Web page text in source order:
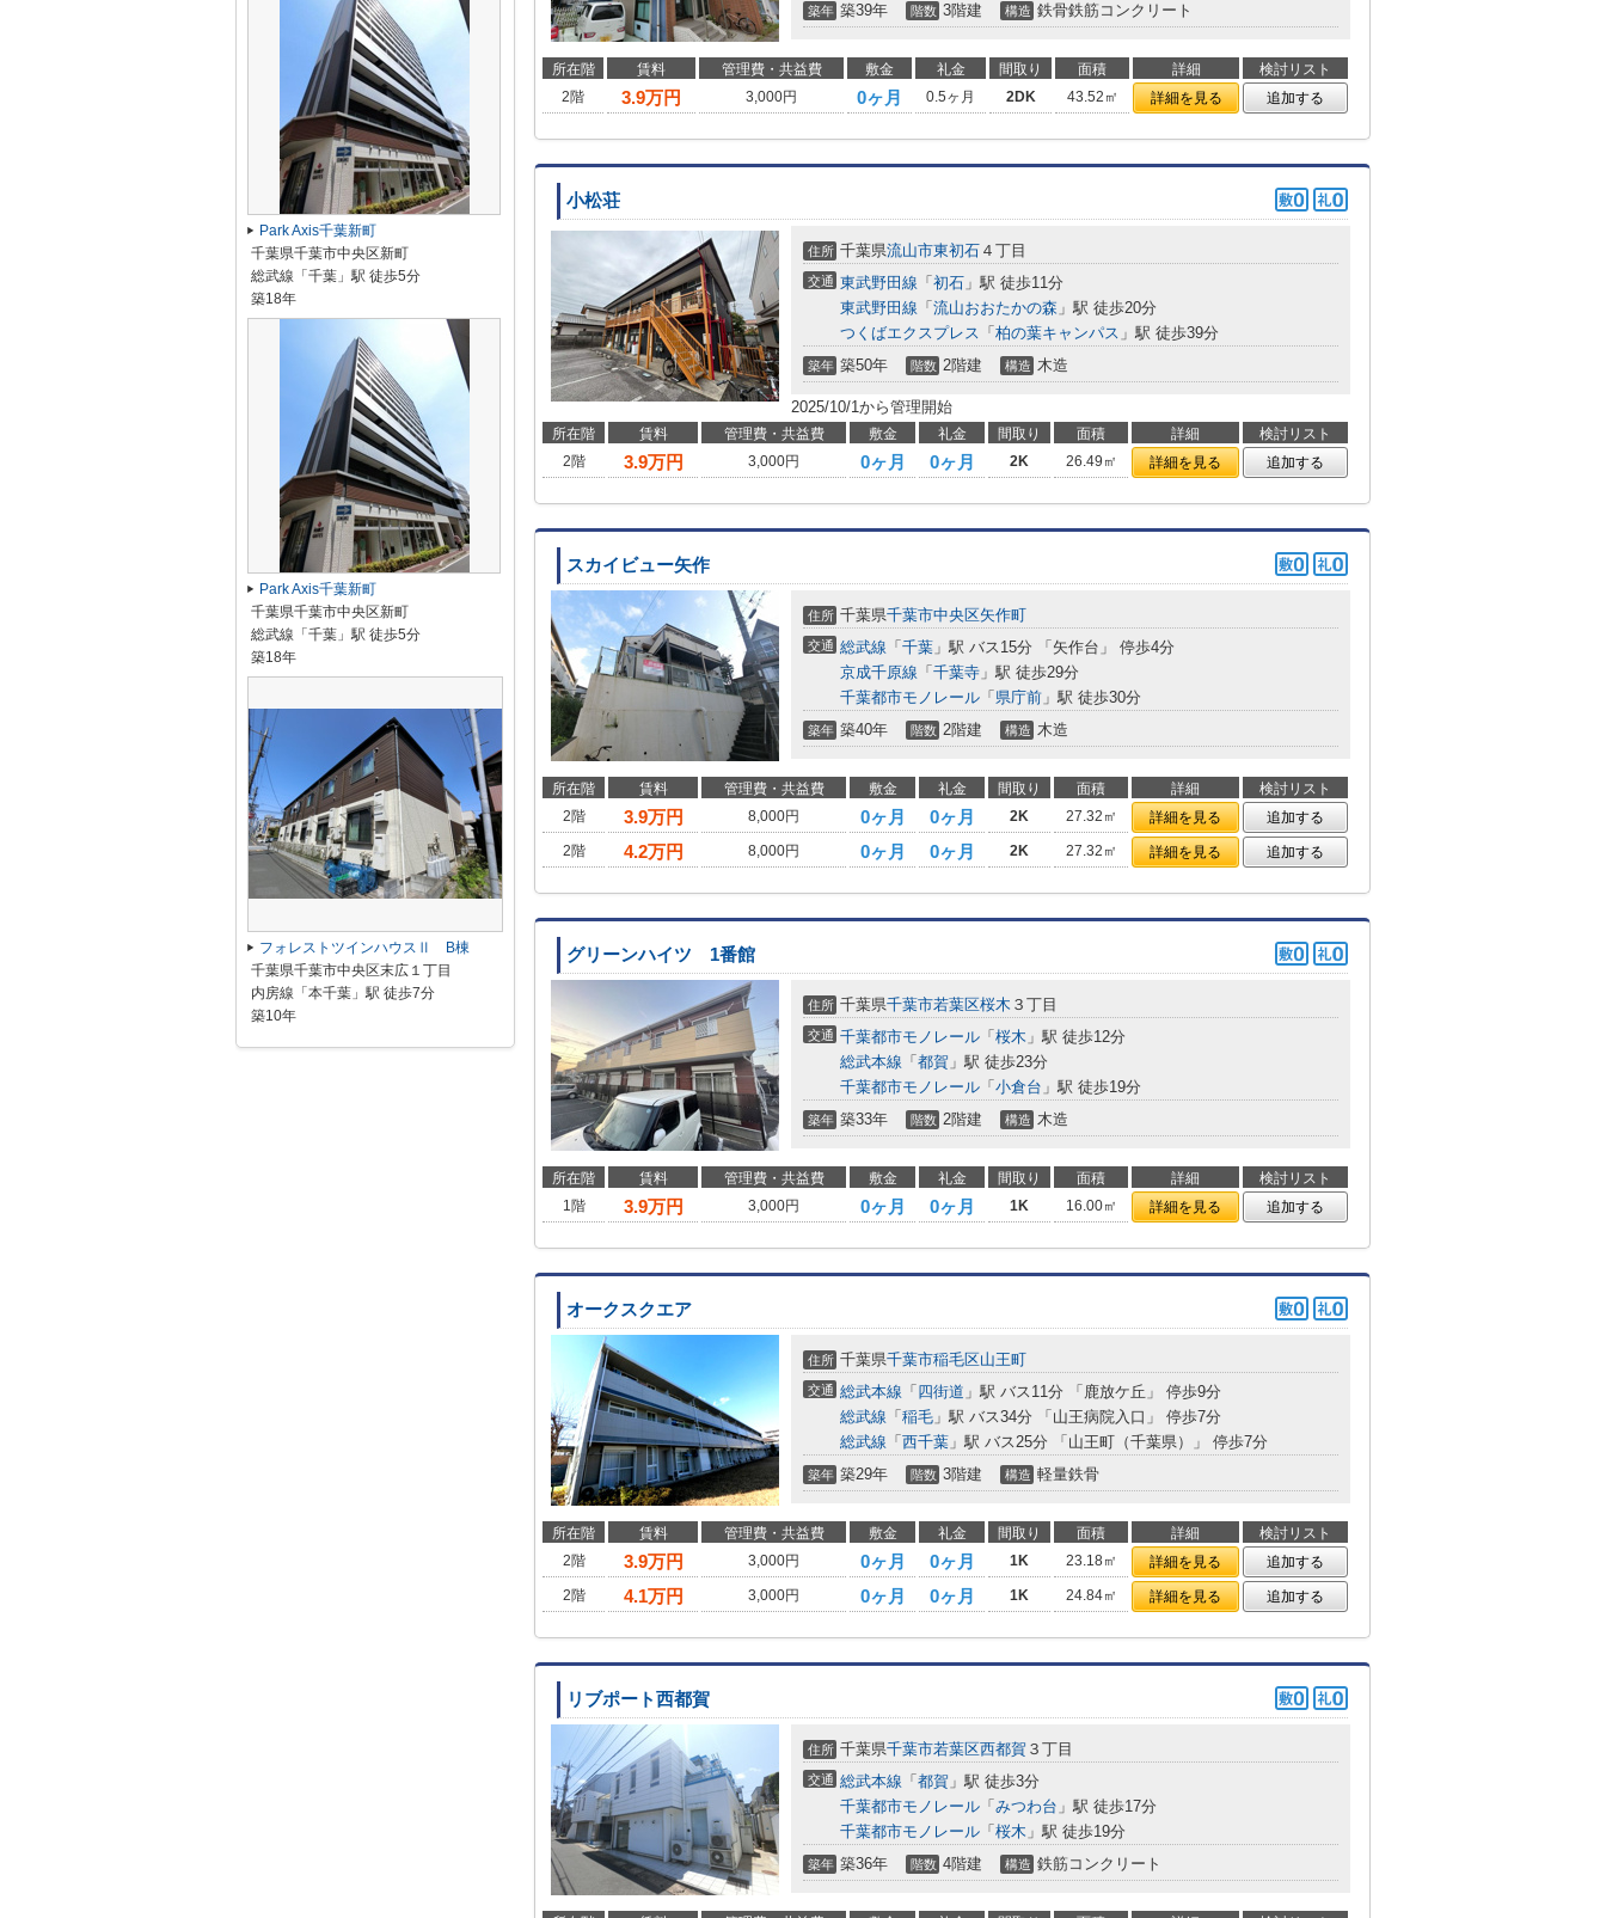
築年 築39年 階数 3階建 構造 鉄骨鉄筋コンクリート
所在階 賃料 管理費・共益費 敷金 礼金 間取り 面積 詳細
検討リスト
2階
3.9万円 3,000円 0ヶ月 0.5ヶ月 2DK 43.52㎡ 詳細を見る 追加する
小松荘
住所 千葉県流山市東初石 ４丁目
交通 東武野田線 「 初石 」駅 徒歩11分
東武野田線 「 流山おおたかの森 」駅 徒歩20分
つくばエクスプレス 「 柏の葉キャンパス 」駅 徒歩39分
築年 築50年 階数 2階建 構造 木造
2025/10/1から管理開始
所在階 賃料 管理費・共益費 敷金 礼金 間取り 面積 詳細
検討リスト
2階
3.9万円 3,000円 0ヶ月 0ヶ月 2K 26.49㎡ 詳細を見る 追加する
スカイビュー矢作
住所 千葉県千葉市中央区矢作町
交通 総武線 「 千葉 」駅 バス15分 「矢作台」 停歩4分
京成千原線 「 千葉寺 」駅 徒歩29分
千葉都市モノレール 「 県庁前 」駅 徒歩30分
築年 築40年 階数 2階建 構造 木造
所在階 賃料 管理費・共益費 敷金 礼金 間取り 面積 詳細
検討リスト
2階
3.9万円 8,000円 0ヶ月 0ヶ月 2K 27.32㎡ 詳細を見る
追加する
2階
4.2万円 8,000円 0ヶ月 0ヶ月 2K 27.32㎡ 詳細を見る 追加する
グリーンハイツ 1番館
住所 千葉県千葉市若葉区桜木 ３丁目
交通 千葉都市モノレール 「 桜木 」駅 徒歩12分
総武本線 「 都賀 」駅 徒歩23分
千葉都市モノレール 「 小倉台 」駅 徒歩19分
築年 築33年 階数 2階建 構造 木造
所在階 賃料 管理費・共益費 敷金 礼金 間取り 面積 詳細
検討リスト
1階
3.9万円 3,000円 0ヶ月 0ヶ月 1K 16.00㎡ 詳細を見る 追加する
オークスクエア
住所 千葉県千葉市稲毛区山王町
交通 総武本線 「 四街道 」駅 バス11分 「鹿放ケ丘」 停歩9分
総武線 「 稲毛 」駅 バス34分 「山王病院入口」 停歩7分
総武線 「 西千葉 」駅 バス25分 「山王町（千葉県）」 停歩7分
築年 築29年 階数 3階建 構造 軽量鉄骨
所在階 賃料 管理費・共益費 敷金 礼金 間取り 面積 詳細
検討リスト
2階
3.9万円 3,000円 0ヶ月 0ヶ月 1K 23.18㎡ 詳細を見る
追加する
2階
4.1万円 3,000円 0ヶ月 0ヶ月 1K 24.84㎡ 詳細を見る 追加する
リブポート西都賀
住所 千葉県千葉市若葉区西都賀 ３丁目
交通 総武本線 「 都賀 」駅 徒歩3分
千葉都市モノレール 「 みつわ台 」駅 徒歩17分
千葉都市モノレール 「 桜木 」駅 徒歩19分
築年 築36年 階数 4階建 構造 鉄筋コンクリート
Park Axis千葉新町
千葉県千葉市中央区新町
総武線「千葉」駅 徒歩5分
築18年
Park Axis千葉新町
千葉県千葉市中央区新町
総武線「千葉」駅 徒歩5分
築18年
フォレストツインハウスⅡ B棟
千葉県千葉市中央区末広１丁目
内房線「本千葉」駅 徒歩7分
築10年